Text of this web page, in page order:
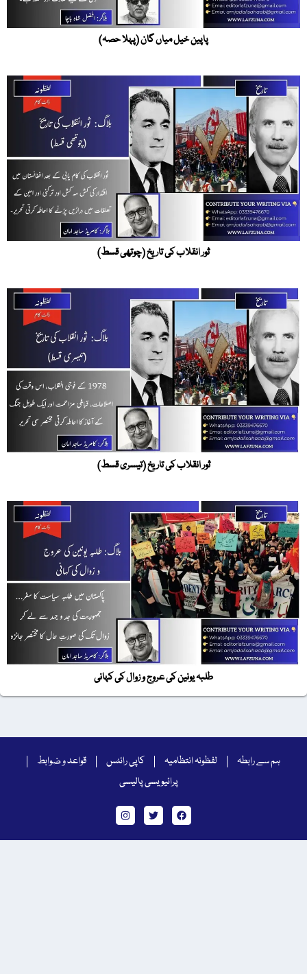
پاپین خیل میاں گان (پہلا حصہ)
ثور انقلاب کی تاریخ (چوتھی قسط)
ثور انقلاب کی تاریخ (تیسری قسط)
طلبہ یونین کی عروج و زوال کی کہانی
ہم سے رابطہ لفظونہ انتظامیہ کاپی رائٹس
قواعد و ضوابط
پرائیویسی پالیسی